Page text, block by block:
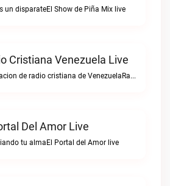
un disparateEl Show de Piña Mix live
Cristiana Venezuela Live
La estacion de radio cristiana de VenezuelaRadio Cristiana Venezuela live
Del Amor Live
tu almaEl Portal del Amor live